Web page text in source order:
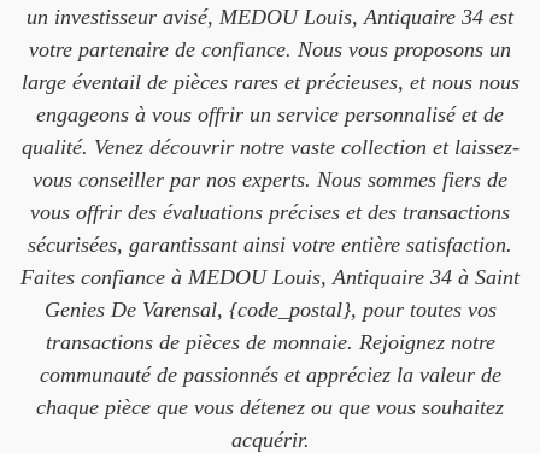
un investisseur avisé, MEDOU Louis, Antiquaire 34 est
votre partenaire de confiance. Nous vous proposons un
large éventail de pièces rares et précieuses, et nous nous
engageons à vous offrir un service personnalisé et de
qualité. Venez découvrir notre vaste collection et laissez-
vous conseiller par nos experts. Nous sommes fiers de
vous offrir des évaluations précises et des transactions
sécurisées, garantissant ainsi votre entière satisfaction.
Faites confiance à MEDOU Louis, Antiquaire 34 à Saint
Genies De Varensal, {code_postal}, pour toutes vos
transactions de pièces de monnaie. Rejoignez notre
communauté de passionnés et appréciez la valeur de
chaque pièce que vous détenez ou que vous souhaitez
acquérir.